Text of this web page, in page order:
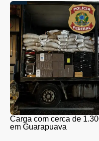
Carga com cerca de
em Guarapuava